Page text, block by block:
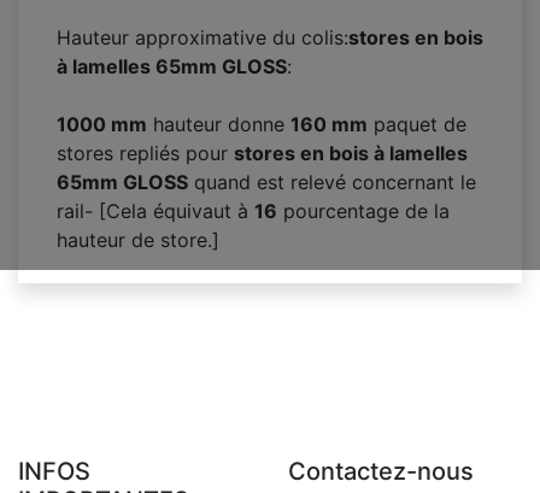
Hauteur approximative du colis:stores en bois
à lamelles 65mm GLOSS:
1000 mm hauteur donne 160 mm paquet de
stores repliés pour stores en bois à lamelles
65mm GLOSS quand est relevé concernant le
rail- [Cela équivaut à 16 pourcentage de la
hauteur de store.]
INFOS
Contactez-nous